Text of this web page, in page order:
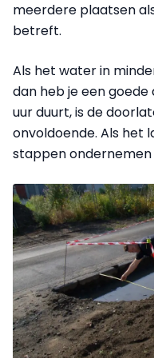
meerdere plaatsen
betreft.
Als het water in
dan heb je een
uur duurt, is de
onvoldoende. Als het
stappen